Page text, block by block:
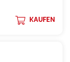
KAUFEN